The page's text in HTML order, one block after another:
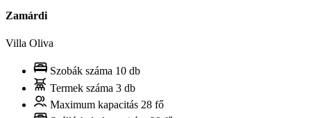
Zamárdi
Villa Oliva
Szobák száma 10 db
Termek száma 3 db
Maximum kapacitás 28 fő